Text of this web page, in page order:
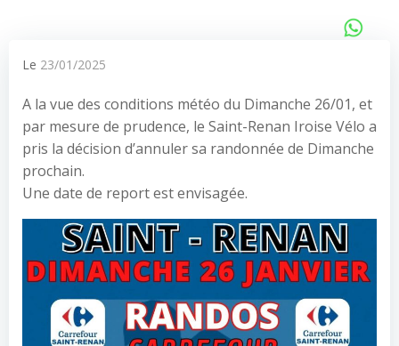
Le 23/01/2025
A la vue des conditions météo du Dimanche 26/01, et
par mesure de prudence, le Saint-Renan Iroise Vélo a
pris la décision d’annuler sa randonnée de Dimanche
prochain.
Une date de report est envisagée.